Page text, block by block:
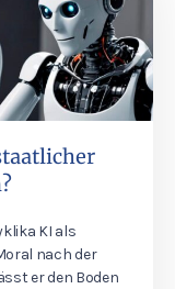
KI als
nach der
er den Boden